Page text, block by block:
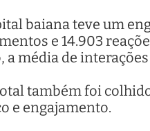
baiana teve um
e 14.903
a média de
também foi
e engajamento.